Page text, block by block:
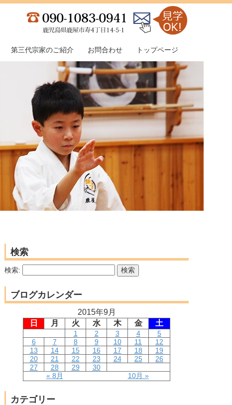
第三代宗家のご紹介 お問合わせ トップページ
検索
検索:
ブログカレンダー
2015年9月
日
月 火 水 木 金 土
« 8月 10月 »
1 2 3 4
5
6
7 8 9 10 11
12
13
14 15 16 17 18
19
20
21 22 23 24 25
26
27
28 29 30
カテゴリー